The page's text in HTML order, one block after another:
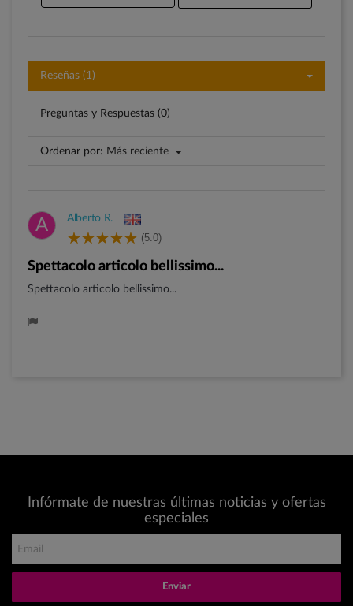
Reseñas (1)
Preguntas y Respuestas (0)
Ordenar por: Más reciente
A Alberto R.
(5.0)
Spettacolo articolo bellissimo...
Spettacolo articolo bellissimo...
Infórmate de nuestras últimas noticias y ofertas
especiales
Enviar